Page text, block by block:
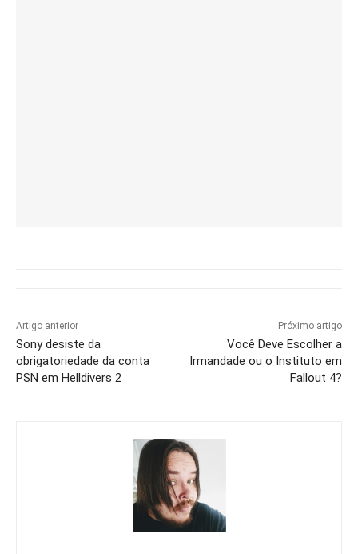
Artigo anterior
Sony desiste da
obrigatoriedade da conta
PSN em Helldivers 2
Próximo artigo
Você Deve Escolher a
Irmandade ou o Instituto em
Fallout 4?